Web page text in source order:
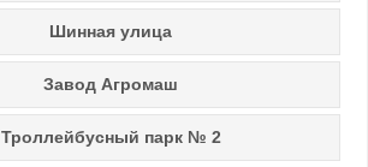
Шинная улица
Завод Агромаш
Троллейбусный парк № 2